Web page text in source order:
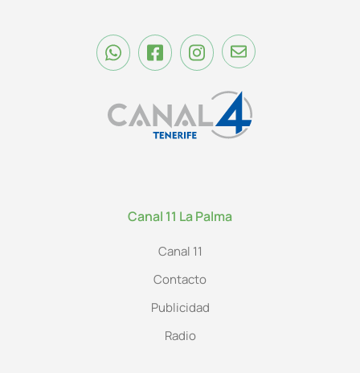
Canal 11 La Palma
Canal 11
Contacto
Publicidad
Radio